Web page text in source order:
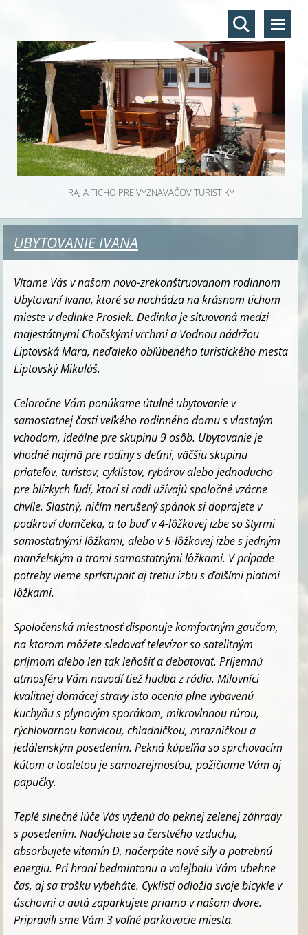
RAJ A TICHO PRE VYZNAVAČOV TURISTIKY
UBYTOVANIE IVANA
Vítame Vás v našom novo-zrekonštruovanom rodinnom
Ubytovaní Ivana, ktoré sa nachádza na krásnom tichom
mieste v dedinke Prosiek. Dedinka je situovaná medzi
majestátnymi Chočskými vrchmi a Vodnou nádržou
Liptovská Mara, neďaleko obľúbeného turistického mesta
Liptovský Mikuláš.
Celoročne Vám ponúkame útulné ubytovanie v
samostatnej časti veľkého rodinného domu s vlastným
vchodom, ideálne pre skupinu 9 osôb. Ubytovanie je
vhodné najmä pre rodiny s deťmi, väčšiu skupinu
priateľov, turistov, cyklistov, rybárov alebo jednoducho
pre blízkych ľudí, ktorí si radi užívajú spoločné vzácne
chvíle. Slastný, ničím nerušený spánok si doprajete v
podkroví domčeka, a to buď v 4-lôžkovej izbe so štyrmi
samostatnými lôžkami, alebo v 5-lôžkovej izbe s jedným
manželským a tromi samostatnými lôžkami. V prípade
potreby vieme sprístupniť aj tretiu izbu s ďalšími piatimi
lôžkami.
Spoločenská miestnosť disponuje komfortným gaučom,
na ktorom môžete sledovať televízor so satelitným
príjmom alebo len tak leňošiť a debatovať. Príjemnú
atmosféru Vám navodí tiež hudba z rádia. Milovníci
kvalitnej domácej stravy isto ocenia plne vybavenú
kuchyňu s plynovým sporákom, mikrovlnnou rúrou,
rýchlovarnou kanvicou, chladničkou, mrazničkou a
jedálenským posedením. Pekná kúpeľňa so sprchovacím
kútom a toaletou je samozrejmosťou, požičiame Vám aj
papučky.
Teplé slnečné lúče Vás vyženú do peknej zelenej záhrady
s posedením. Nadýchate sa čerstvého vzduchu,
absorbujete vitamín D, načerpáte nové sily a potrebnú
energiu. Pri hraní bedmintonu a volejbalu Vám ubehne
čas, aj sa trošku vybeháte. Cyklisti odložia svoje bicykle v
úschovni a autá zaparkujete priamo v našom dvore.
Pripravili sme Vám 3 voľné parkovacie miesta.